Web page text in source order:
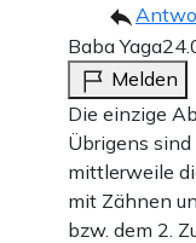
Baba Yaga
Melden
Die einzige
Übrigens
mittlerweile
mit Zähnen
bzw. dem 2.